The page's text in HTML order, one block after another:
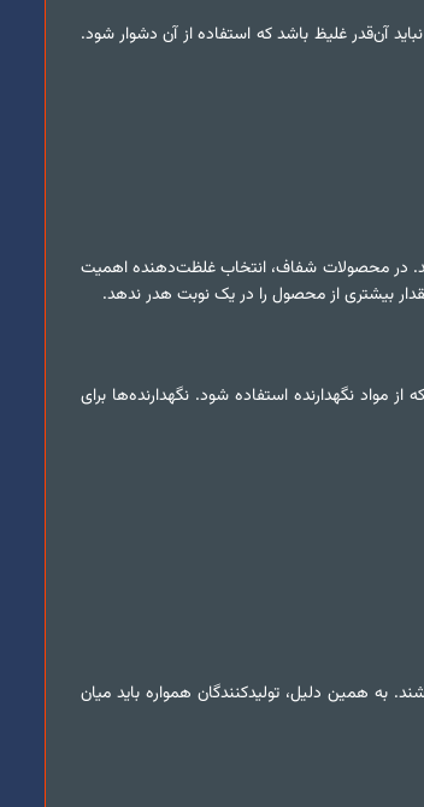
آن‌قدر غلیظ باشد که استفاده از آن دشوار شود.
در محصولات شفاف، انتخاب غلظت‌دهنده اهمیت
بیشتری از محصول را در یک نوبت هدر ندهد.
مواد نگهدارنده استفاده شود. نگهدارنده‌ها برای
به همین دلیل، تولیدکنندگان همواره باید میان